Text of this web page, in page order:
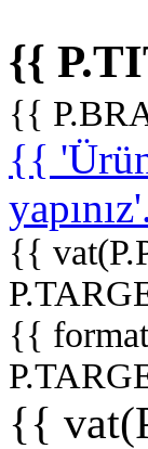
{{
{{
{{
{{
{{
{{